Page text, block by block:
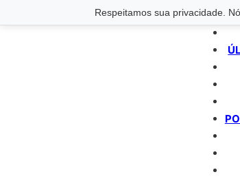
Respeitamos sua privacidade.